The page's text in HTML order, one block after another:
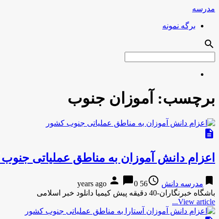
مدرسه
برگه نمونه
search
برچسب: آموزان جنوب
description
اعزام دانش آموزان به مناطق عملیاتی
bookmark مدرسه دانش access_time
56 years ago
person chat_bubble0
باشگاه خبرنگاران-40 دقیقه پیش کیمیا دانلود خبر اسلامی
View article...